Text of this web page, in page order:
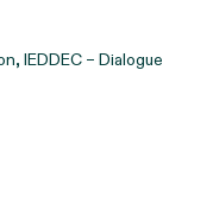
IEDDEC – Dialogue